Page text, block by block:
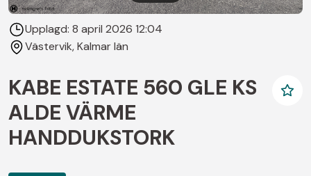
Upplagd: 8 april 2026 12:04
Västervik, Kalmar län
KABE ESTATE 560 GLE KS
ALDE VÄRME
HANDDUKSTORK